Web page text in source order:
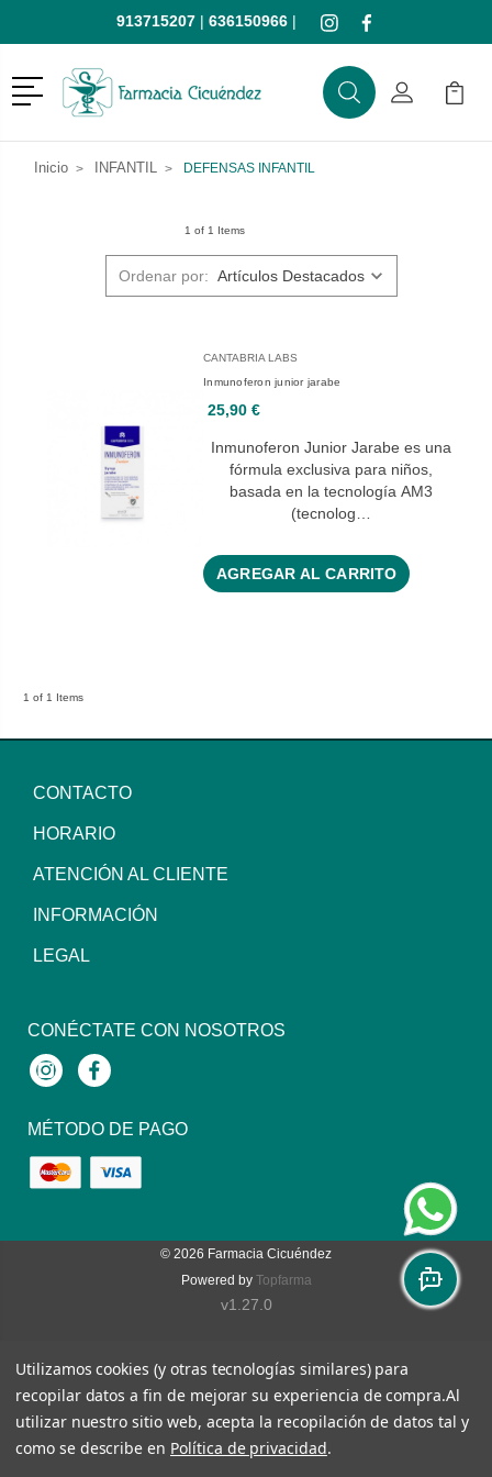
913715207 | 636150966 |
Menú
BuscarMi Cuenta
Mi
Inicio INFANTIL DEFENSAS INFANTIL
1 of 1 Items
Ordenar por:
CANTABRIA LABS
Inmunoferon junior jarabe
25,90 €
Inmunoferon Junior Jarabe es una
fórmula exclusiva para niños,
basada en la tecnología AM3
(tecnolog…
AGREGAR AL CARRITO
1 of 1 Items
CONTACTO
HORARIO
ATENCIÓN AL CLIENTE
INFORMACIÓN
LEGAL
CONÉCTATE CON NOSOTROS
InstagramFacebook
MÉTODO DE PAGO
© 2026 Farmacia Cicuéndez
Powered by Topfarma
v1.27.0
Utilizamos cookies (y otras tecnologías similares) para
recopilar datos a fin de mejorar su experiencia de compra.Al
utilizar nuestro sitio web, acepta la recopilación de datos tal y
como se describe en Política de privacidad.